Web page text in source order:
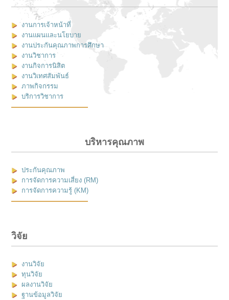
งานการเจ้าหน้าที่
งานแผนและนโยบาย
งานประกันคุณภาพการศึกษา
งานวิชาการ
งานกิจการนิสิต
งานวิเทศสัมพันธ์
ภาพกิจกรรม
บริการวิชาการ
บริหารคุณภาพ
ประกันคุณภาพ
การจัดการความเสี่ยง (RM)
การจัดการความรู้ (KM)
วิจัย
งานวิจัย
ทุนวิจัย
ผลงานวิจัย
ฐานข้อมูลวิจัย